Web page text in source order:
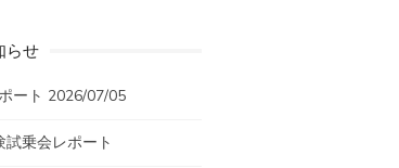
らせ
ート 2026/07/05
乗会レポート